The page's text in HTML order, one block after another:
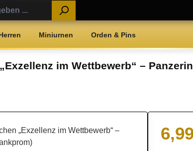
Miniurnen Orden & Pins
im Wettbewerb“ –